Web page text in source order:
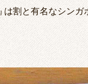
』は割と有名なシンガ